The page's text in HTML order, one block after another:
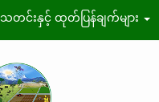
သတင်းနှင့် ထုတ်ပြန်ချက်များ